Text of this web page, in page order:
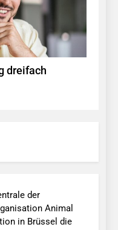
dreifach
der
Animal
in Brüssel die